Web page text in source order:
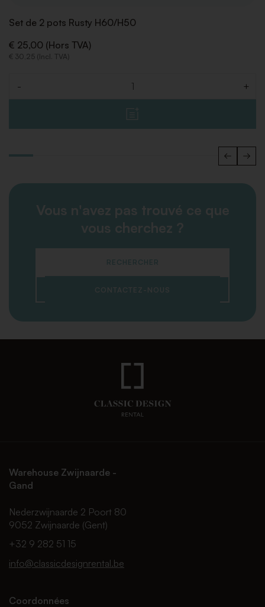
Set de 2 pots Rusty H60/H50
€ 25,00 (Hors TVA)
€ 30,25 (Incl. TVA)
- +
Vous n'avez pas trouvé ce que
vous cherchez ?
RECHERCHER
CONTACTEZ-NOUS
Warehouse Zwijnaarde -
Gand
Nederzwijnaarde 2 Poort 80
9052 Zwijnaarde (Gent)
+32 9 282 51 15
info@classicdesignrental.be
Coordonnées